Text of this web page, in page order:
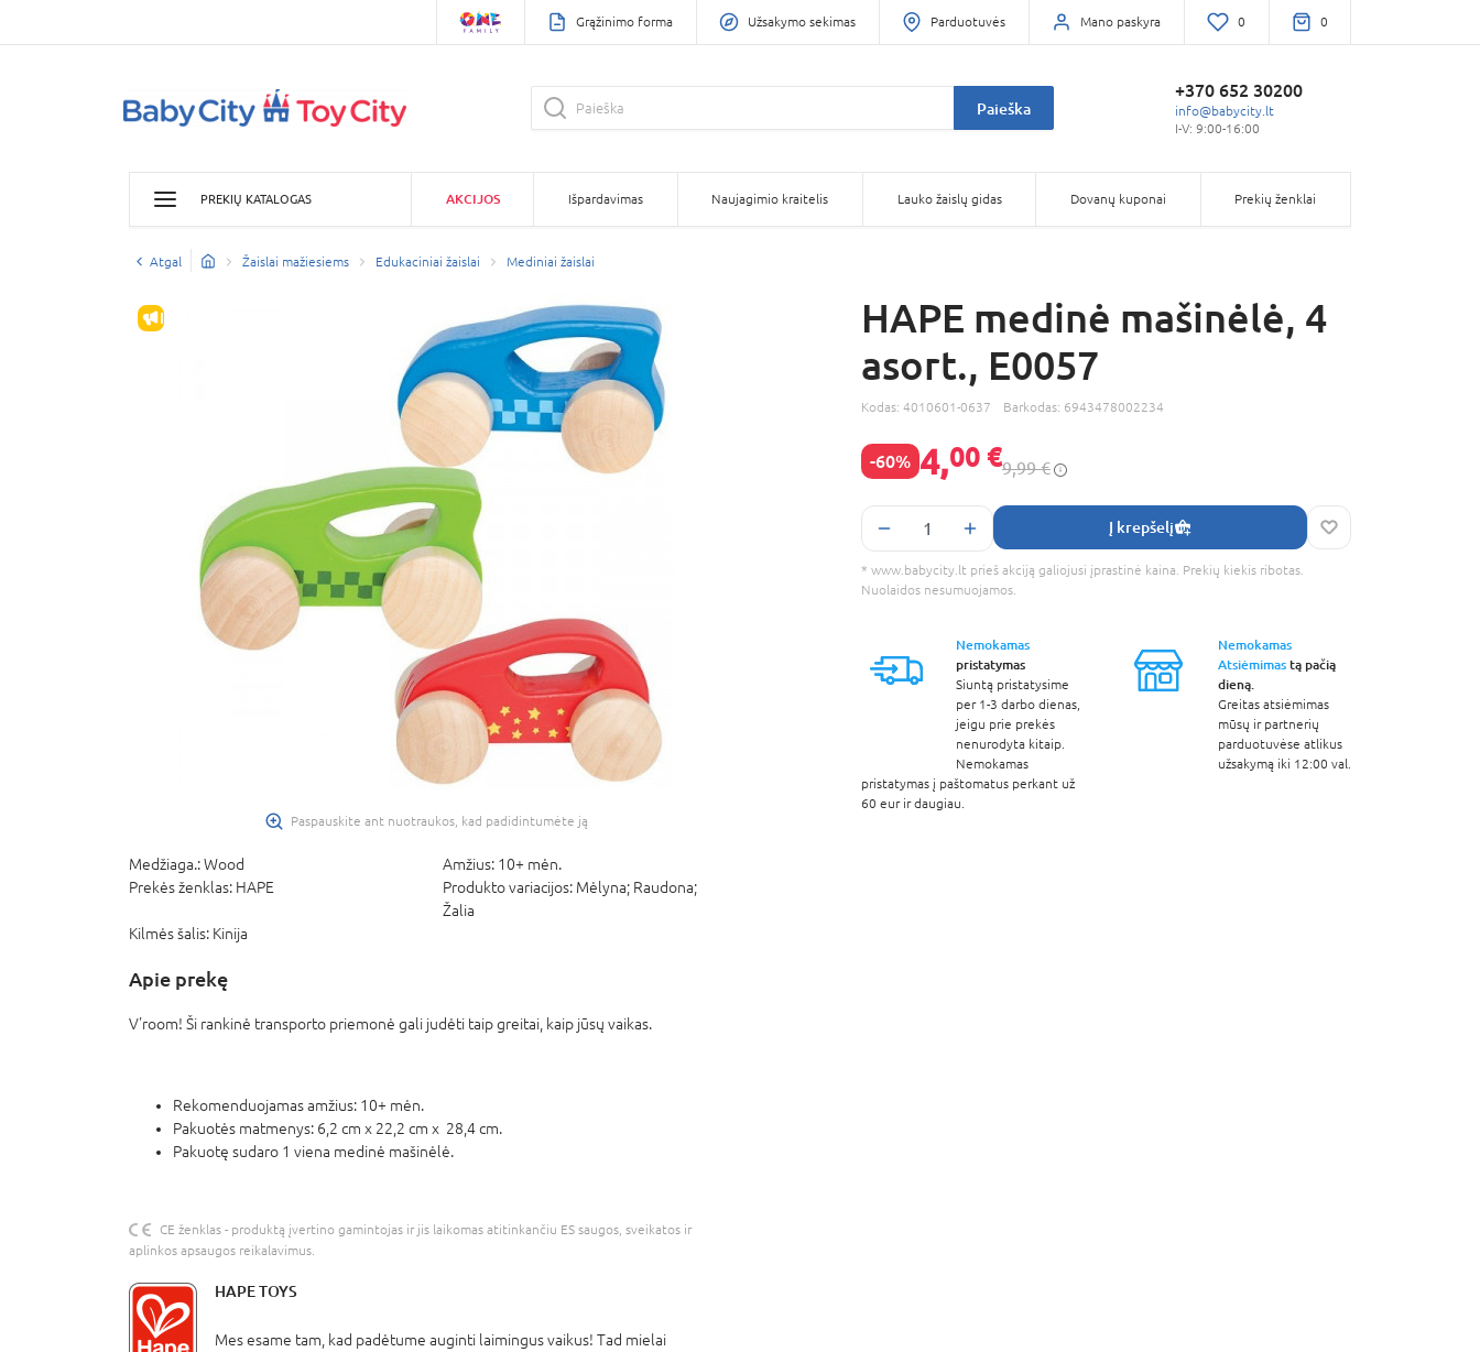
Grąžinimo forma Užsakymo sekimas Parduotuvės Mano paskyra 0 0
Paieška
+370 652 30200
info@babycity.lt
I-V: 9:00-16:00
PREKIŲ KATALOGAS AKCIJOS Išpardavimas Naujagimio kraitelis Lauko žaislų gidas Dovanų kuponai Prekių ženklai
Atgal Žaislai mažiesiems Edukaciniai žaislai Mediniai žaislai
IŠPARDAVIMAS
Paspauskite ant nuotraukos, kad padidintumėte ją
Medžiaga.:Wood Amžius: 10+ mėn.
Prekės ženklas: HAPE Produkto variacijos: Mėlyna; Raudona;
Žalia
Kilmės šalis: Kinija
Apie prekę
V'room! Ši rankinė transporto priemonė gali judėti taip greitai, kaip jūsų vaikas.
Rekomenduojamas amžius: 10+ mėn.
Pakuotės matmenys: 6,2 cm x 22,2 cm x 28,4 cm.
Pakuotę sudaro 1 viena medinė mašinėlė.
CE ženklas - produktą įvertino gamintojas ir jis laikomas atitinkančiu ES saugos, sveikatos ir
aplinkos apsaugos reikalavimus.
HAPE TOYS
Mes esame tam, kad padėtume auginti laimingus vaikus! Tad mielai
HAPE medinė mašinėlė, 4
asort., E0057
Kodas: 4010601-0637 Barkodas: 6943478002234
-60% 4,00 €9,99 €
Į krepšelį
* www.babycity.lt prieš akciją galiojusi įprastinė kaina. Prekių kiekis ribotas.
Nuolaidos nesumuojamos.
Nemokamas
pristatymas
Siuntą pristatysime
per 1-3 darbo dienas,
jeigu prie prekės
nenurodyta kitaip.
Nemokamas
pristatymas į paštomatus perkant už
60 eur ir daugiau.
Nemokamas
Atsiėmimastą pačią
dieną.
Greitas atsiėmimas
mūsų ir partnerių
parduotuvėse atlikus
užsakymą iki 12:00 val.